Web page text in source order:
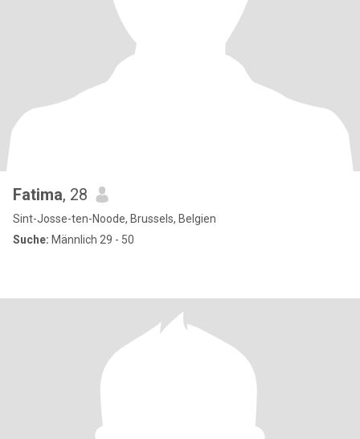
Fatima, 28
Sint-Josse-ten-Noode, Brussels, Belgien
Suche: Männlich 29 - 50